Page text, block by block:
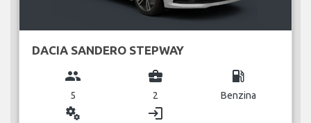
DACIA SANDERO STEPWAY
group
5
business_center
2
local_gas_station
Benzina
miscellaneous_services login